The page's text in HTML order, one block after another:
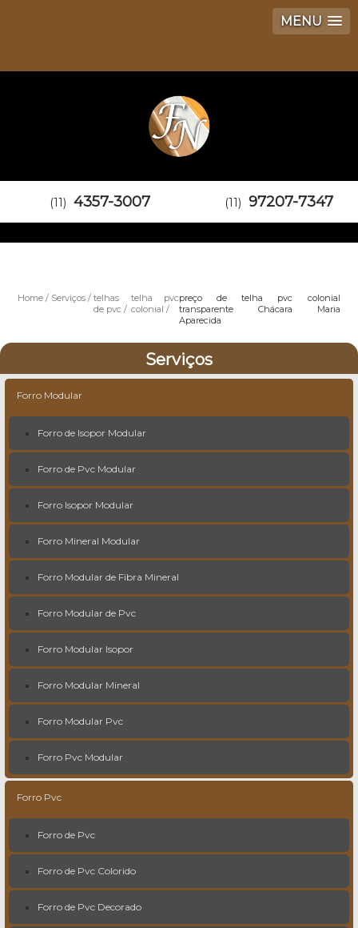
MENU
(11) 4357-3007 (11) 97207-7347
Home Serviços
telhas
de pvc
telha pvc
colonial
preço de telha pvc colonial
transparente Chácara Maria
Aparecida
Serviços
Forro Modular
Forro de Isopor Modular
Forro de Pvc Modular
Forro Isopor Modular
Forro Mineral Modular
Forro Modular de Fibra Mineral
Forro Modular de Pvc
Forro Modular Isopor
Forro Modular Mineral
Forro Modular Pvc
Forro Pvc Modular
Forro Pvc
Forro de Pvc
Forro de Pvc Colorido
Forro de Pvc Decorado